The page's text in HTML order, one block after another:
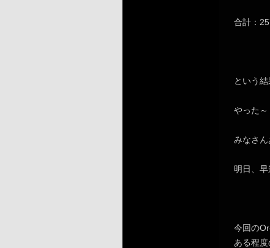
合計：
という結
やった～
みなさん
明日、早
今回の
ある程